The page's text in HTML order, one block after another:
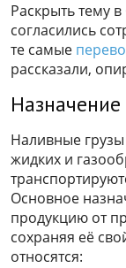
Раскрыть тему
согласились
те самые
рассказали,
Наливные
жидких и
Основное
продукцию от
сохраняя её
относятся: